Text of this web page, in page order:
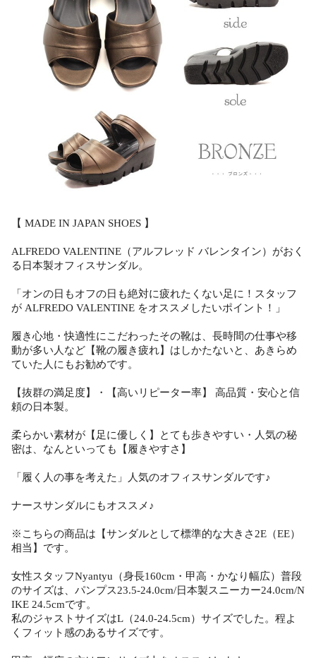
【 MADE IN JAPAN SHOES 】
ALFREDO VALENTINE（アルフレッド バレンタイン）がおく
る日本製オフィスサンダル。
「オンの日もオフの日も絶対に疲れたくない足に！スタッフ
が ALFREDO VALENTINE をオススメしたいポイント！」
履き心地・快適性にこだわったその靴は、長時間の仕事や移
動が多い人など【靴の履き疲れ】はしかたないと、あきらめ
ていた人にもお勧めです。
【抜群の満足度】・【高いリピーター率】 高品質・安心と信
頼の日本製。
柔らかい素材が【足に優しく】とても歩きやすい・人気の秘
密は、なんといっても【履きやすさ】
「履く人の事を考えた」人気のオフィスサンダルです♪
ナースサンダルにもオススメ♪
※こちらの商品は【サンダルとして標準的な大きさ2E（EE）
相当】です。
女性スタッフNyantyu（身長160cm・甲高・かなり幅広）普段
のサイズは、パンプス23.5-24.0cm/日本製スニーカー24.0cm/N
IKE 24.5cmです。
私のジャストサイズはL（24.0-24.5cm）サイズでした。程よ
くフィット感のあるサイズです。